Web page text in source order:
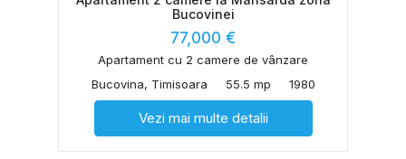
Bucovinei
77,000 €
Apartament cu 2 camere de vânzare
Bucovina, Timisoara
55.5 mp 1980
Vezi mai multe detalii